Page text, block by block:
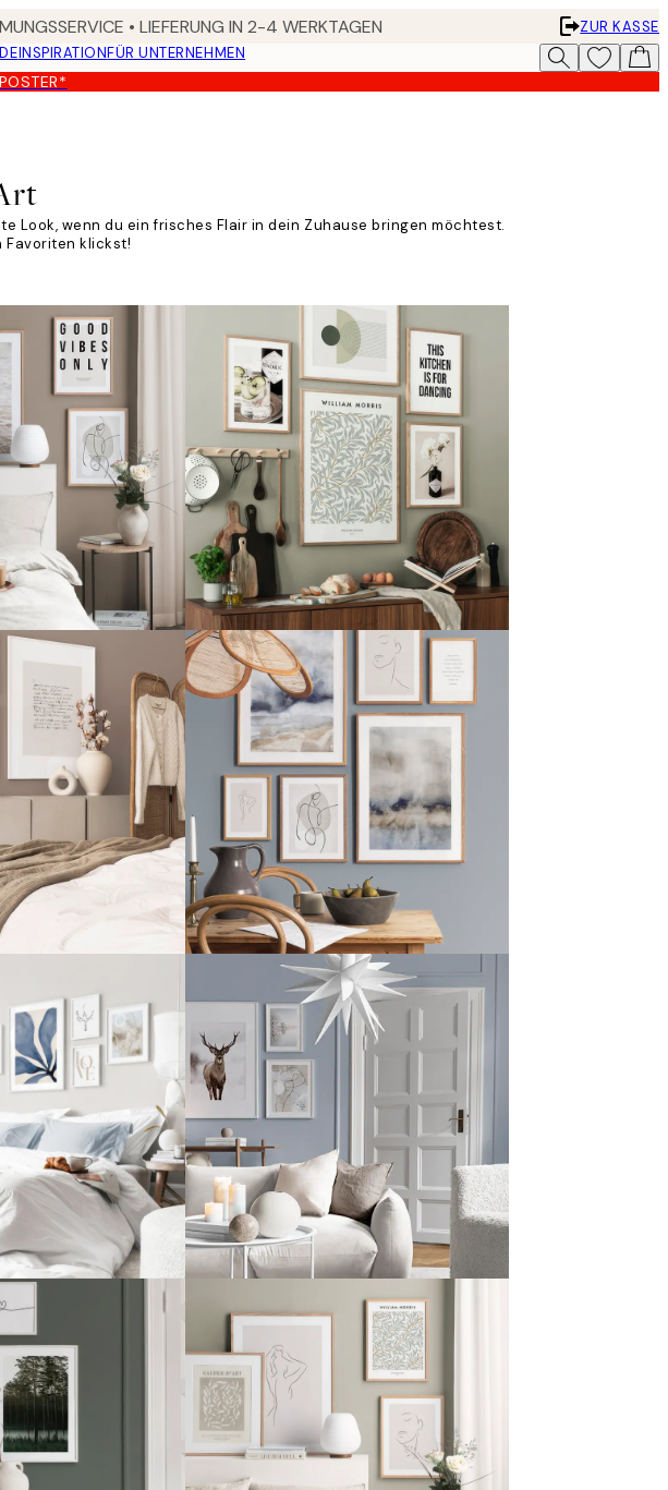
• LIEFERUNG IN 2-4 WERKTAGEN
ZUR KASSE
INSPIRATIONFÜR UNTERNEHMEN
Look, wenn du ein frisches Flair in dein Zuhause bringen möchtest.
Favoriten klickst!